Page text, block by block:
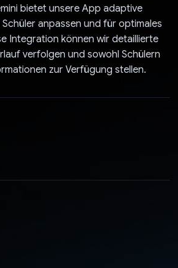
bietet unsere App adaptive
anpassen und für optimales
Integration können wir detaillierte
verfolgen und sowohl Schülern
zur Verfügung stellen.